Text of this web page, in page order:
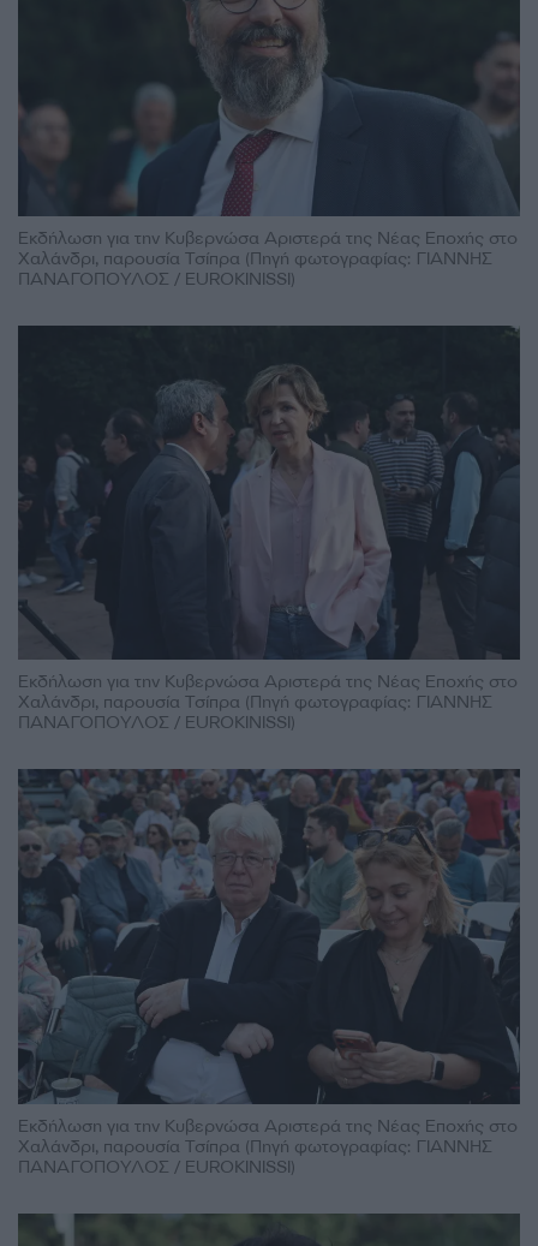
Εκδήλωση για την Κυβερνώσα Αριστερά της Νέας Εποχής στο
Χαλάνδρι, παρουσία Τσίπρα (Πηγή φωτογραφίας: ΓΙΑΝΝΗΣ
ΠΑΝΑΓΟΠΟΥΛΟΣ / EUROKINISSI)
Εκδήλωση για την Κυβερνώσα Αριστερά της Νέας Εποχής στο
Χαλάνδρι, παρουσία Τσίπρα (Πηγή φωτογραφίας: ΓΙΑΝΝΗΣ
ΠΑΝΑΓΟΠΟΥΛΟΣ / EUROKINISSI)
Εκδήλωση για την Κυβερνώσα Αριστερά της Νέας Εποχής στο
Χαλάνδρι, παρουσία Τσίπρα (Πηγή φωτογραφίας: ΓΙΑΝΝΗΣ
ΠΑΝΑΓΟΠΟΥΛΟΣ / EUROKINISSI)